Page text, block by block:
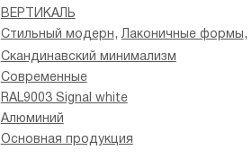
ВЕРТИКАЛЬ
Стильный модерн,Лаконичные формы,
Скандинавский минимализм
Современные
RAL9003 Signal white
Алюминий
Основная продукция